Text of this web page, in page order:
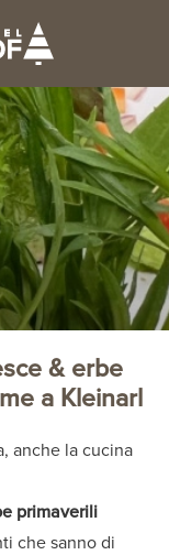
& erbe
a Kleinarl
anche la cucina
primaverili
che sanno di